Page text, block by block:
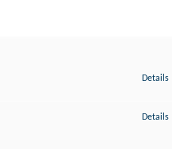
Details
Details